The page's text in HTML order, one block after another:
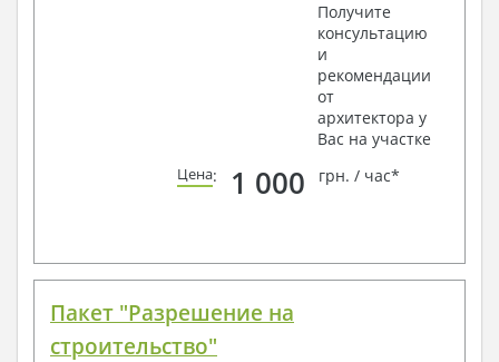
Получите
консультацию
и
рекомендации
от
архитектора у
Вас на участке
Цена: 1 000 грн. / час*
Пакет "Разрешение на
строительство"